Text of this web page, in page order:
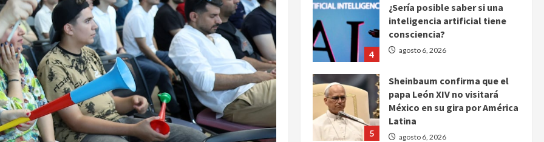
4
¿Sería posible saber si una
inteligencia artificial tiene
consciencia?
agosto 6, 2026
5
Sheinbaum confirma que el
papa León XIV no visitará
México en su gira por América
Latina
agosto 6, 2026